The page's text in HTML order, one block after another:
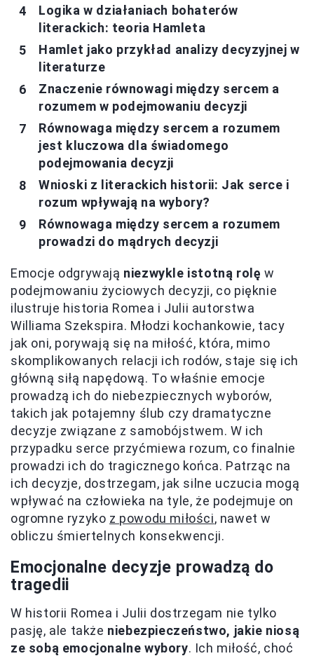
Logika w działaniach bohaterów
literackich: teoria Hamleta
Hamlet jako przykład analizy decyzyjnej w
literaturze
Znaczenie równowagi między sercem a
rozumem w podejmowaniu decyzji
Równowaga między sercem a rozumem
jest kluczowa dla świadomego
podejmowania decyzji
Wnioski z literackich historii: Jak serce i
rozum wpływają na wybory?
Równowaga między sercem a rozumem
prowadzi do mądrych decyzji
Emocje odgrywają niezwykle istotną rolę w
podejmowaniu życiowych decyzji, co pięknie
ilustruje historia Romea i Julii autorstwa
Williama Szekspira. Młodzi kochankowie, tacy
jak oni, porywają się na miłość, która, mimo
skomplikowanych relacji ich rodów, staje się ich
główną siłą napędową. To właśnie emocje
prowadzą ich do niebezpiecznych wyborów,
takich jak potajemny ślub czy dramatyczne
decyzje związane z samobójstwem. W ich
przypadku serce przyćmiewa rozum, co finalnie
prowadzi ich do tragicznego końca. Patrząc na
ich decyzje, dostrzegam, jak silne uczucia mogą
wpływać na człowieka na tyle, że podejmuje on
ogromne ryzyko z powodu miłości, nawet w
obliczu śmiertelnych konsekwencji.
Emocjonalne decyzje prowadzą do
tragedii
W historii Romea i Julii dostrzegam nie tylko
pasję, ale także niebezpieczeństwo, jakie niosą
ze sobą emocjonalne wybory. Ich miłość, choć